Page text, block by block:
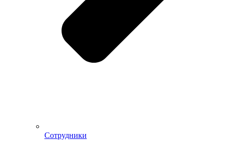
Сотрудники